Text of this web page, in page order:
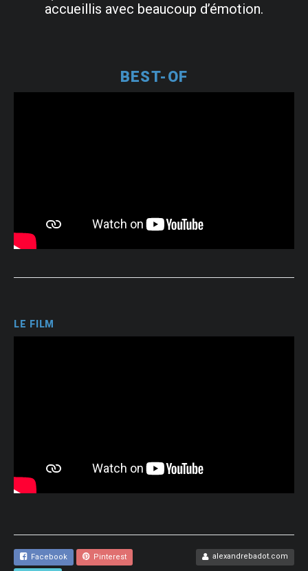
accueillis avec beaucoup d’émotion.
BEST-OF
LE FILM
Facebook Pinterest alexandrebadot.com